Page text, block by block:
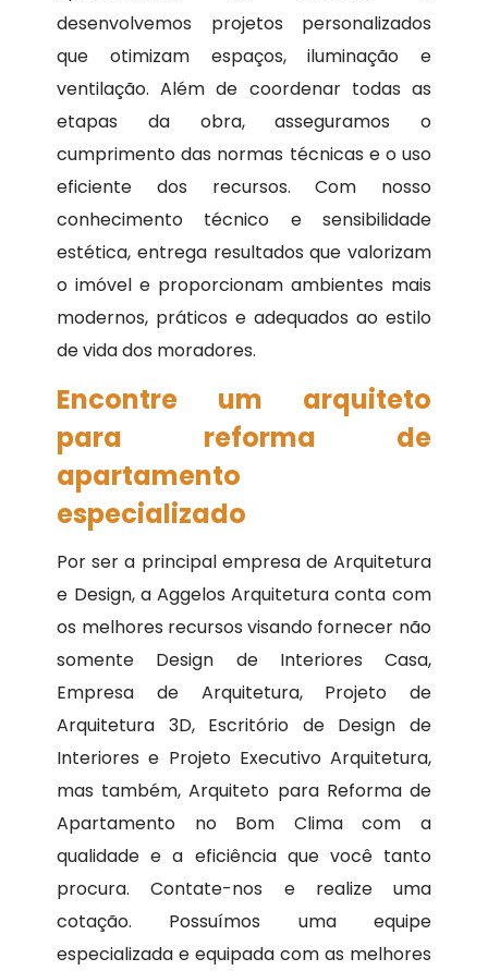
desenvolvemos projetos personalizados
que otimizam espaços, iluminação e
ventilação. Além de coordenar todas as
etapas da obra, asseguramos o
cumprimento das normas técnicas e o uso
eficiente dos recursos. Com nosso
conhecimento técnico e sensibilidade
estética, entrega resultados que valorizam
o imóvel e proporcionam ambientes mais
modernos, práticos e adequados ao estilo
de vida dos moradores.
Encontre um arquiteto
para reforma de
apartamento
especializado
Por ser a principal empresa de Arquitetura
e Design, a Aggelos Arquitetura conta com
os melhores recursos visando fornecer não
somente Design de Interiores Casa,
Empresa de Arquitetura, Projeto de
Arquitetura 3D, Escritório de Design de
Interiores e Projeto Executivo Arquitetura,
mas também, Arquiteto para Reforma de
Apartamento no Bom Clima com a
qualidade e a eficiência que você tanto
procura. Contate-nos e realize uma
cotação. Possuímos uma equipe
especializada e equipada com as melhores